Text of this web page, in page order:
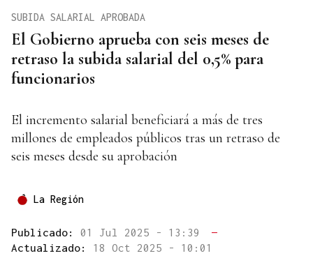
El Gobierno aprueba con seis meses de
retraso la subida salarial del 0,5% para
funcionarios
SUBIDA SALARIAL APROBADA
El incremento salarial beneficiará a más de tres
millones de empleados públicos tras un retraso de
seis meses desde su aprobación
La Región
Publicado: 01 Jul 2025 - 13:39
—
Actualizado: 18 Oct 2025 - 10:01